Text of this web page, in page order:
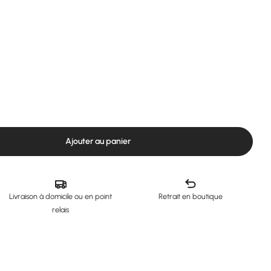
PILOT :: SUPAIR
pour Casque PILOT :: SUPAIR
Ajouter au panier
Livraison à domicile ou en point
relais
Retrait en boutique